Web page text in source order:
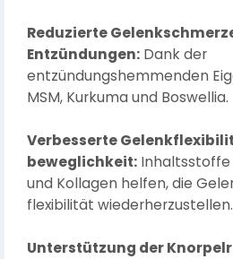
Reduzierte
Entzündungen: Dank der
entzündungshemmenden
MSM, Kurkuma und Boswellia.
Verbesserte
beweglichkeit: Inhaltsstoffe
und Kollagen helfen, die
flexibilität wiederherzustellen.
Unterstützung der